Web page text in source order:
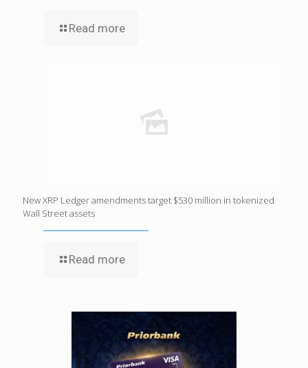
Read more
New XRP Ledger amendments target $530 million in tokenized
Wall Street assets
Read more